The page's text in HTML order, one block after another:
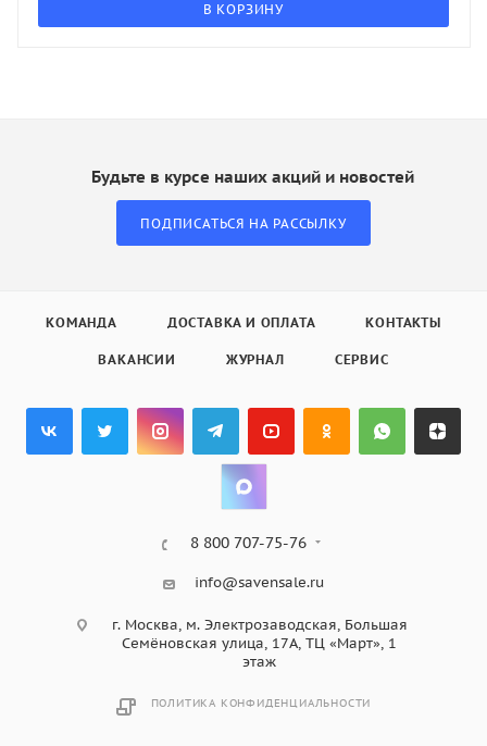
В КОРЗИНУ
Будьте в курсе наших акций и новостей
ПОДПИСАТЬСЯ НА РАССЫЛКУ
КОМАНДА ДОСТАВКА И ОПЛАТА КОНТАКТЫ
ВАКАНСИИ ЖУРНАЛ СЕРВИС
8 800 707-75-76
info@savensale.ru
г. Москва, м. Электрозаводская, Большая
Семёновская улица, 17А, ТЦ «Март», 1
этаж
ПОЛИТИКА КОНФИДЕНЦИАЛЬНОСТИ